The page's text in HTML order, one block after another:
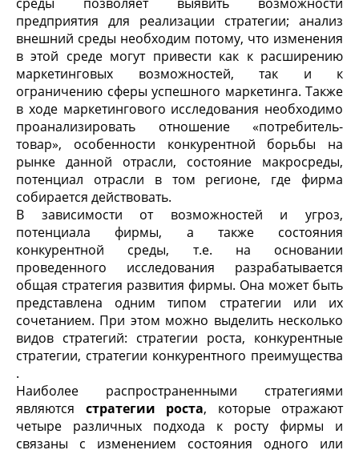
предприятия для реализации стратегии; анализ
внешний среды необходим потому, что изменения
в этой среде могут привести как к расширению
маркетинговых возможностей, так и к
ограничению сферы успешного маркетинга. Также
в ходе маркетингового исследования необходимо
проанализировать отношение «потребитель-
товар», особенности конкурентной борьбы на
рынке данной отрасли, состояние макросреды,
потенциал отрасли в том регионе, где фирма
собирается действовать.
В зависимости от возможностей и угроз,
потенциала фирмы, а также состояния
конкурентной среды, т.е. на основании
проведенного исследования разрабатывается
общая стратегия развития фирмы. Она может быть
представлена одним типом стратегии или их
сочетанием. При этом можно выделить несколько
видов стратегий: стратегии роста, конкурентные
стратегии, стратегии конкурентного преимущества
.
Наиболее распространенными стратегиями
являются стратегии роста, которые отражают
четыре различных подхода к росту фирмы и
связаны с изменением состояния одного или